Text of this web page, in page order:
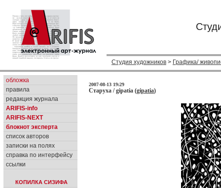
Студия художников > Графика/
обложка
правила
редакция журнала
ARIFIS-info
ARIFIS-NEXT
блокнот эксперта
список авторов
записки на полях
справка по интерфейсу
ссылки
КОПИЛКА СИЗИФА
2007-08-13 19:29
Старуха / gipatia (gipatia)